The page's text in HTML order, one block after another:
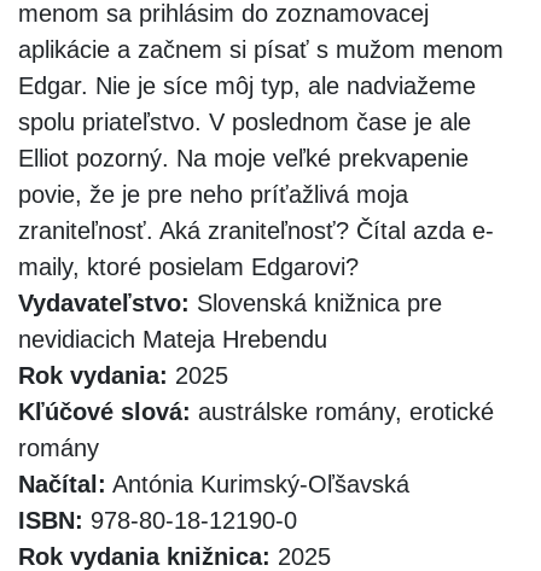
menom sa prihlásim do zoznamovacej
aplikácie a začnem si písať s mužom menom
Edgar. Nie je síce môj typ, ale nadviažeme
spolu priateľstvo. V poslednom čase je ale
Elliot pozorný. Na moje veľké prekvapenie
povie, že je pre neho príťažlivá moja
zraniteľnosť. Aká zraniteľnosť? Čítal azda e-
maily, ktoré posielam Edgarovi?
Vydavateľstvo: Slovenská knižnica pre
nevidiacich Mateja Hrebendu
Rok vydania: 2025
Kľúčové slová: austrálske romány, erotické
romány
Načítal: Antónia Kurimský-Oľšavská
ISBN: 978-80-18-12190-0
Rok vydania knižnica: 2025